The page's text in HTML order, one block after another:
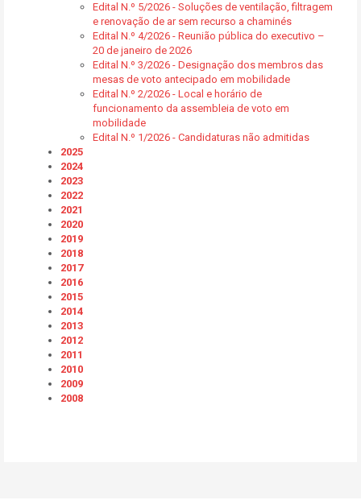
Edital N.º 5/2026 - Soluções de ventilação, filtragem
e renovação de ar sem recurso a chaminés
Edital N.º 4/2026 - Reunião pública do executivo –
20 de janeiro de 2026
Edital N.º 3/2026 - Designação dos membros das
mesas de voto antecipado em mobilidade
Edital N.º 2/2026 - Local e horário de
funcionamento da assembleia de voto em
mobilidade
Edital N.º 1/2026 - Candidaturas não admitidas
2025
2024
2023
2022
2021
2020
2019
2018
2017
2016
2015
2014
2013
2012
2011
2010
2009
2008